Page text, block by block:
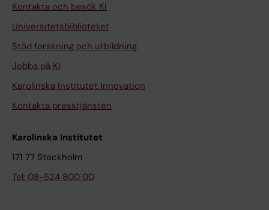
Kontakta och besök KI
Universitetsbiblioteket
Stöd forskning och utbildning
Jobba på KI
Karolinska Institutet Innovation
Kontakta presstjänsten
Karolinska Institutet
171 77 Stockholm
Tel: 08-524 800 00